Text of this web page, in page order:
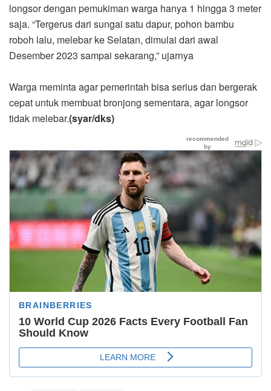
longsor dengan pemukiman warga hanya 1 hingga 3 meter
saja. “Tergerus dari sungai satu dapur, pohon bambu
roboh lalu, melebar ke Selatan, dimulai dari awal
Desember 2023 sampai sekarang,” ujarnya
Warga meminta agar pemerintah bisa serius dan bergerak
cepat untuk membuat bronjong sementara, agar longsor
tidak melebar.(syar/dks)